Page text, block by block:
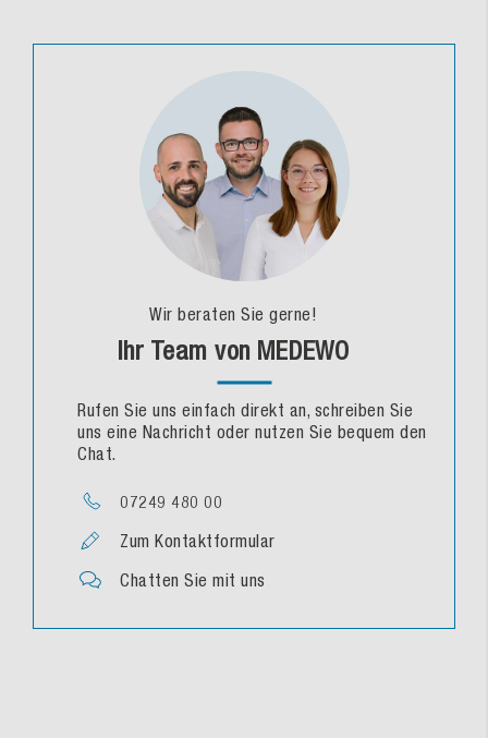
Wir beraten Sie gerne!
Ihr Team von MEDEWO
Rufen Sie uns einfach direkt an, schreiben Sie
uns eine Nachricht oder nutzen Sie bequem den
Chat.
07249 480 00
Zum Kontaktformular
Chatten Sie mit uns